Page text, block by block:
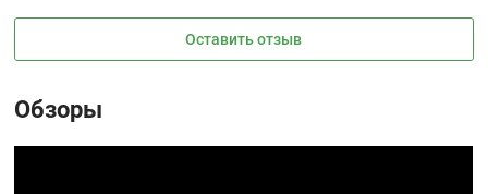
Оставить отзыв
Обзоры